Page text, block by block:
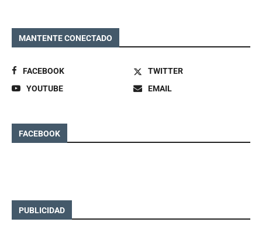
MANTENTE CONECTADO
FACEBOOK
TWITTER
YOUTUBE
EMAIL
FACEBOOK
PUBLICIDAD